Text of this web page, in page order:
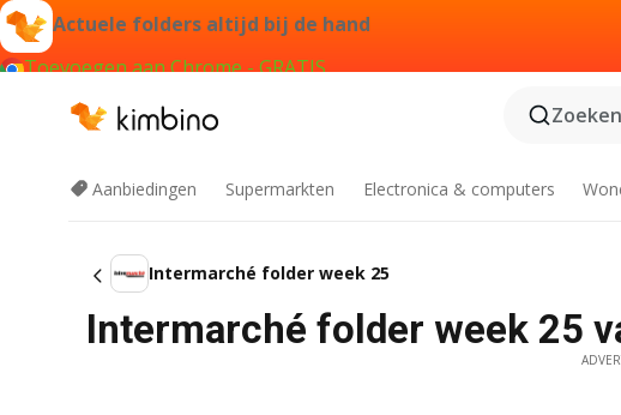
Actuele folders altijd bij de hand
Toevoegen aan Chrome - GRATIS
Aanbiedingen Supermarkten Electronica & computers
Intermarché folder week 25
Intermarché folder week 25